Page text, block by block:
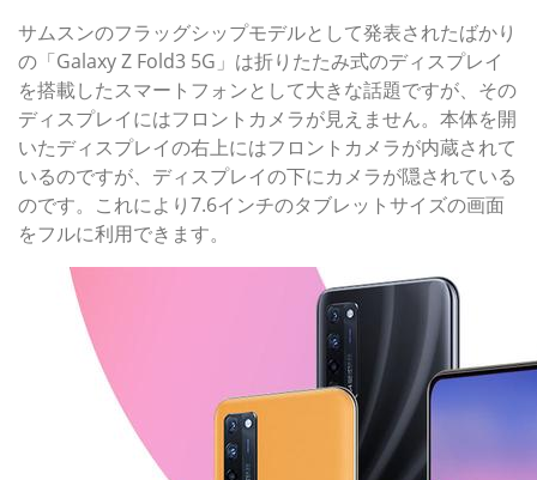
サムスンのフラッグシップモデルとして発表されたばかり
の「Galaxy Z Fold3 5G」は折りたたみ式のディスプレイ
を搭載したスマートフォンとして大きな話題ですが、その
ディスプレイにはフロントカメラが見えません。本体を開
いたディスプレイの右上にはフロントカメラが内蔵されて
いるのですが、ディスプレイの下にカメラが隠されている
のです。これにより7.6インチのタブレットサイズの画面
をフルに利用できます。